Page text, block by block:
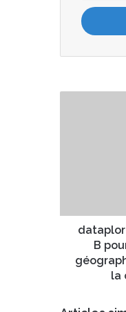
r
t
e
m
a
l
dataplor
B
la